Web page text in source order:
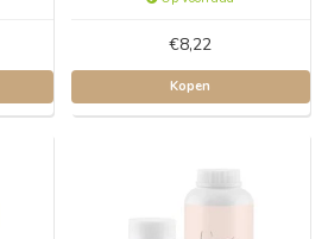
€8,22
Kopen